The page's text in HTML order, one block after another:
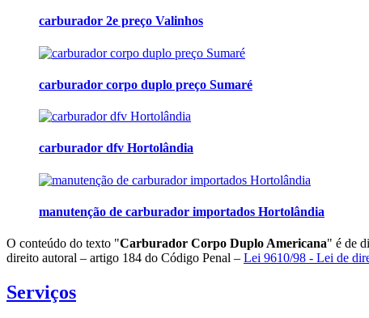
carburador 2e preço Valinhos
carburador corpo duplo preço Sumaré
carburador dfv Hortolândia
manutenção de carburador importados Hortolândia
O conteúdo do texto "Carburador Corpo Duplo Americana" é de
direito autoral – artigo 184 do Código Penal – Lei 9610/98 - Lei de
Serviços